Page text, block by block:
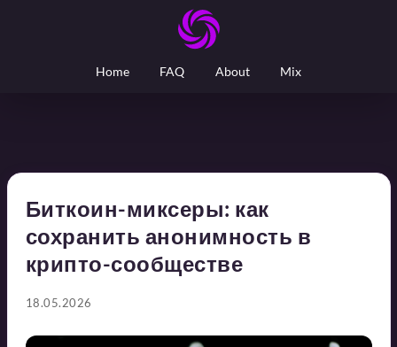
Home FAQ About Mix
Биткоин-миксеры: как
сохранить анонимность в
крипто-сообществе
18.05.2026